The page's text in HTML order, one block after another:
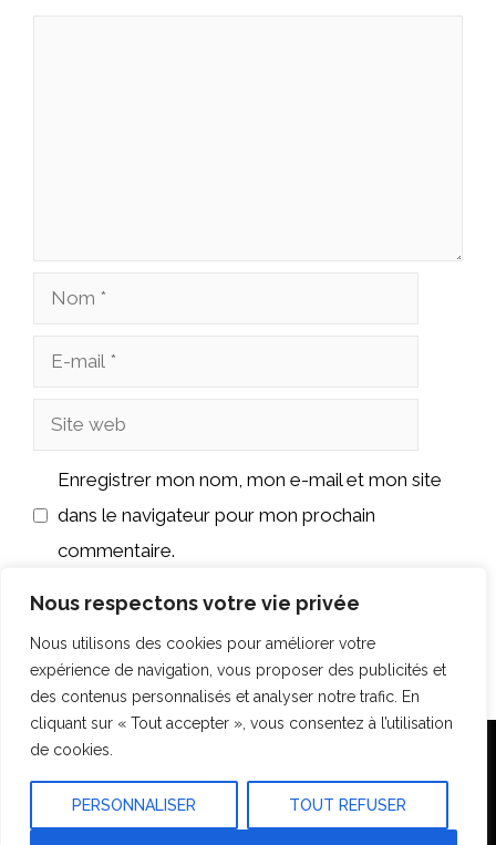
Nous respectons votre vie privée
Nous utilisons des cookies pour améliorer votre
expérience de navigation, vous proposer des publicités et
des contenus personnalisés et analyser notre trafic. En
cliquant sur « Tout accepter », vous consentez à l’utilisation
de cookies.
PERSONNALISER TOUT REFUSER
Nom
Site
Enregistrer mon nom, mon e-mail et mon site
dans le navigateur pour mon prochain
commentaire.
Construction Travaux Rénovation Outils & Conseils